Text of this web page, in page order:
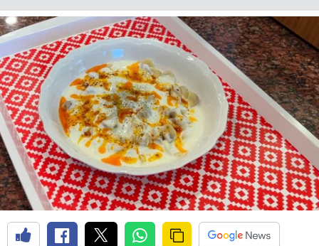
Edirne
Elazığ
Erzincan
Erzurum
Eskişehir
Gaziantep
Giresun
Gümüşhane